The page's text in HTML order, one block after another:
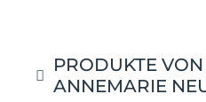
PRODUKTE
ANNEMARIE